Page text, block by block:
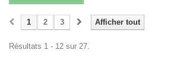
Afficher tout
1 2 3
Résultats 1 - 12 sur 27.